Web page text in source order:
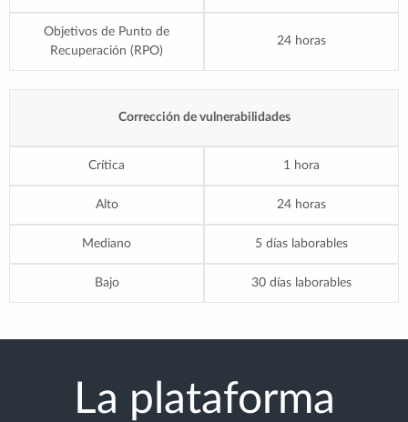
Objetivos de Punto de
Recuperación (RPO)
24 horas
Corrección de vulnerabilidades
Crítica 1 hora
Alto 24 horas
Mediano 5 días laborables
Bajo 30 días laborables
La plataforma